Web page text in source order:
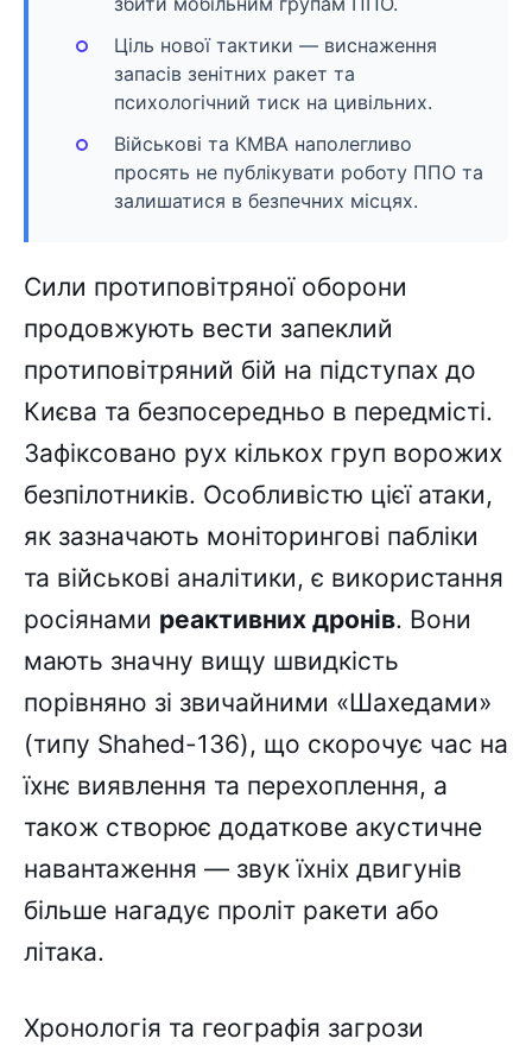
Ціль нової тактики — виснаження
запасів зенітних ракет та
психологічний тиск на цивільних.
Військові та КМВА наполегливо
просять не публікувати роботу ППО та
залишатися в безпечних місцях.
Сили протиповітряної оборони
продовжують вести запеклий
протиповітряний бій на підступах до
Києва та безпосередньо в передмісті.
Зафіксовано рух кількох груп ворожих
безпілотників. Особливістю цієї атаки,
як зазначають моніторингові пабліки
та військові аналітики, є використання
росіянами реактивних дронів. Вони
мають значну вищу швидкість
порівняно зі звичайними «Шахедами»
(типу Shahed-136), що скорочує час на
їхнє виявлення та перехоплення, а
також створює додаткове акустичне
навантаження — звук їхніх двигунів
більше нагадує проліт ракети або
літака.
Хронологія та географія загрози